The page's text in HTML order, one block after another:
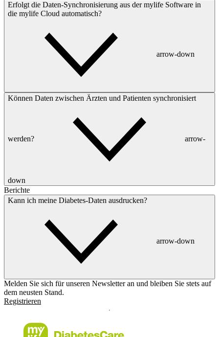
Erfolgt die Daten-Synchronisierung aus der mylife Software in
die mylife Cloud automatisch?
arrow-down
Können Daten zwischen Ärzten und Patienten synchronisiert
werden? arrow-
down
Berichte
Kann ich meine Diabetes-Daten ausdrucken?
arrow-down
Melden Sie sich für unseren Newsletter an und bleiben Sie stets auf
dem neusten Stand.
Registrieren